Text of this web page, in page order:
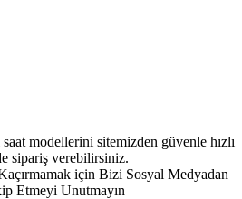
modellerini sitemizden güvenle hızlı
sipariş verebilirsiniz.
için Bizi Sosyal Medyadan
Etmeyi Unutmayın